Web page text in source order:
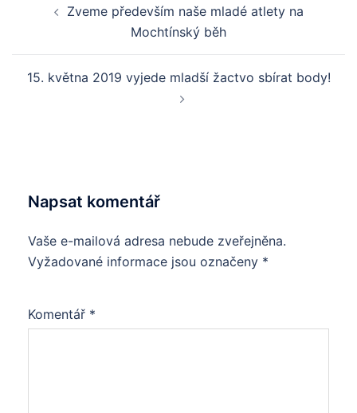
navigationZveme především naše mladé atlety na
Mochtínský běh
15. května 2019 vyjede mladší žactvo sbírat body!
Napsat komentář
Vaše e-mailová adresa nebude zveřejněna.
Vyžadované informace jsou označeny *
Komentář *